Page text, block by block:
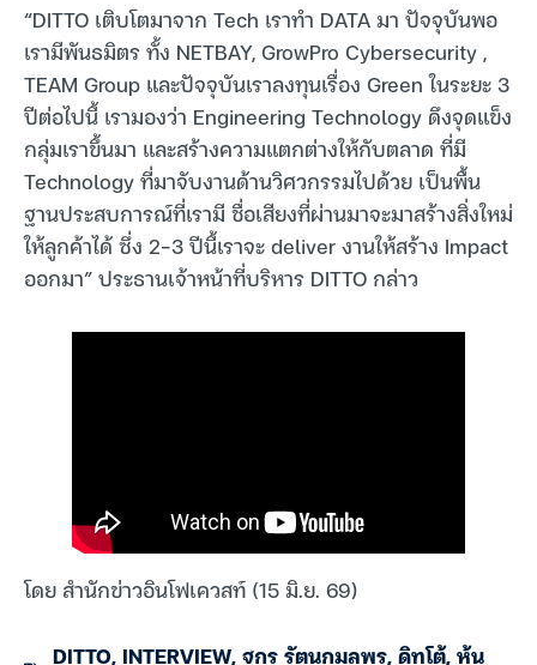
“DITTO เติบโตมาจาก Tech เราทำ DATA มา ปัจจุบันพอ
เรามีพันธมิตร ทั้ง NETBAY, GrowPro Cybersecurity ,
TEAM Group และปัจจุบันเราลงทุนเรื่อง Green ในระยะ 3
ปีต่อไปนี้ เรามองว่า Engineering Technology ดึงจุดแข็ง
กลุ่มเราขึ้นมา และสร้างความแตกต่างให้กับตลาด ที่มี
Technology ที่มาจับงานด้านวิศวกรรมไปด้วย เป็นพื้น
ฐานประสบการณ์ที่เรามี ชื่อเสียงที่ผ่านมาจะมาสร้างสิ่งใหม่
ให้ลูกค้าได้ ซึ่ง 2-3 ปีนี้เราจะ deliver งานให้สร้าง Impact
ออกมา” ประธานเจ้าหน้าที่บริหาร DITTO กล่าว
โดย สำนักข่าวอินโฟเควสท์ (15 มิ.ย. 69)
DITTO, INTERVIEW,ฐกร รัตนกมลพร,ดิทโต้,หุ้น